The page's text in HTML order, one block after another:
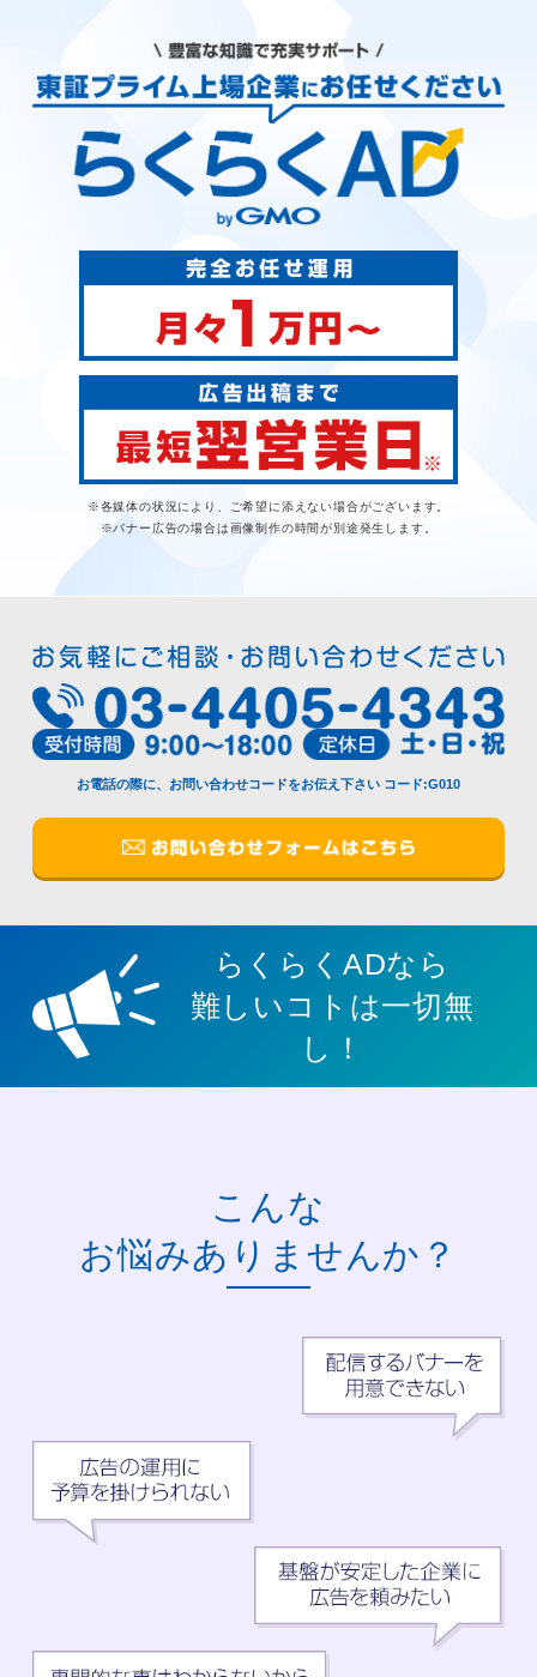
※各媒体の状況により、ご希望に添えない場合がございます。
※バナー広告の場合は画像制作の時間が別途発生します。
お電話の際に、お問い合わせコードをお伝え下さい コード:G010
らくらくADなら
難しいコトは一切無
し！
こんな
お悩みありませんか？